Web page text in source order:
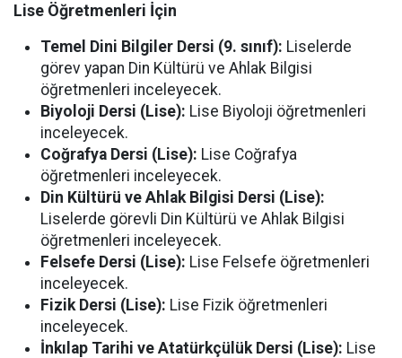
Lise Öğretmenleri İçin
Temel Dini Bilgiler Dersi (9. sınıf): Liselerde
görev yapan Din Kültürü ve Ahlak Bilgisi
öğretmenleri inceleyecek.
Biyoloji Dersi (Lise): Lise Biyoloji öğretmenleri
inceleyecek.
Coğrafya Dersi (Lise): Lise Coğrafya
öğretmenleri inceleyecek.
Din Kültürü ve Ahlak Bilgisi Dersi (Lise):
Liselerde görevli Din Kültürü ve Ahlak Bilgisi
öğretmenleri inceleyecek.
Felsefe Dersi (Lise): Lise Felsefe öğretmenleri
inceleyecek.
Fizik Dersi (Lise): Lise Fizik öğretmenleri
inceleyecek.
İnkılap Tarihi ve Atatürkçülük Dersi (Lise): Lise